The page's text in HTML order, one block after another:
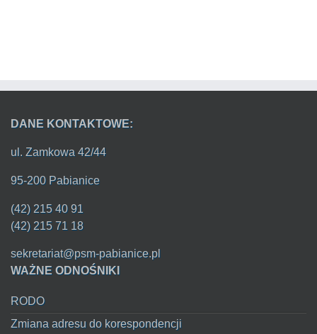
DANE KONTAKTOWE:
ul. Zamkowa 42/44
95-200 Pabianice
(42) 215 40 91
(42) 215 71 18
sekretariat@psm-pabianice.pl
WAŻNE ODNOŚNIKI
RODO
Zmiana adresu do korespondencji